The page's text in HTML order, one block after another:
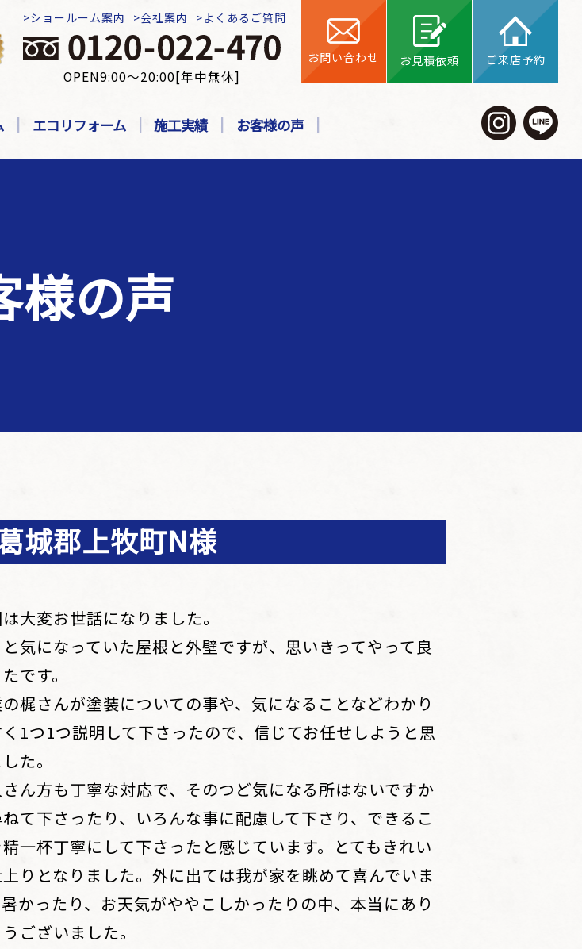
ショールーム案内 会社案内 よくあるご質問
OPEN9:00～20:00[年中無休]
お問い合わせ お見積依頼 ご来店予約
エコリフォーム 施工実績 お客様の声
様の声
城郡上牧町N様
大変お世話になりました。
気になっていた屋根と外壁ですが、思いきってやって良
です。
梶さんが塗装についての事や、気になることなどわかり
1つ1つ説明して下さったので、信じてお任せしようと思
た。
ん方も丁寧な対応で、そのつど気になる所はないですか
ねて下さったり、いろんな事に配慮して下さり、できるこ
精一杯丁寧にして下さったと感じています。とてもきれい
りとなりました。外に出ては我が家を眺めて喜んでいま
かったり、お天気がややこしかったりの中、本当にあり
ございました。